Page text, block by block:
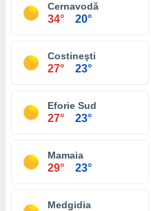
Cernavodă
34° 20°
Costineşti
27° 23°
Eforie Sud
27° 23°
Mamaia
29° 23°
Medgidia